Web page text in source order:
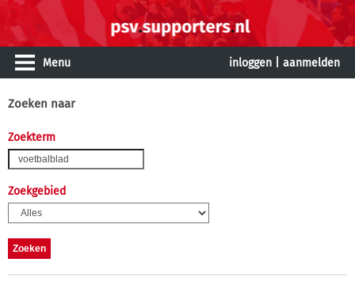
Menu inloggen aanmelden
Zoeken naar
Zoekterm
Zoekgebied